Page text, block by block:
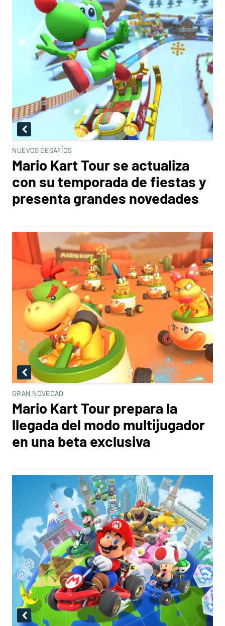
NUEVOS DESAFÍOS
Mario Kart Tour se actualiza
con su temporada de fiestas y
presenta grandes novedades
GRAN NOVEDAD
Mario Kart Tour prepara la
llegada del modo multijugador
en una beta exclusiva